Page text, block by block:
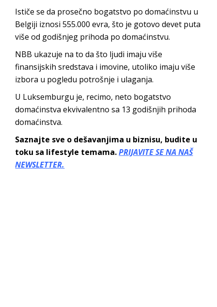
Ističe se da prosečno bogatstvo po domaćinstvu u
Belgiji iznosi 555.000 evra, što je gotovo devet puta
više od godišnjeg prihoda po domaćinstvu.
NBB ukazuje na to da što ljudi imaju više
finansijskih sredstava i imovine, utoliko imaju više
izbora u pogledu potrošnje i ulaganja.
U Luksemburgu je, recimo, neto bogatstvo
domaćinstva ekvivalentno sa 13 godišnjih prihoda
domaćinstva.
Saznajte sve o dešavanjima u biznisu, budite u
toku sa lifestyle temama.PRIJAVITE SE NA NAŠ
NEWSLETTER.